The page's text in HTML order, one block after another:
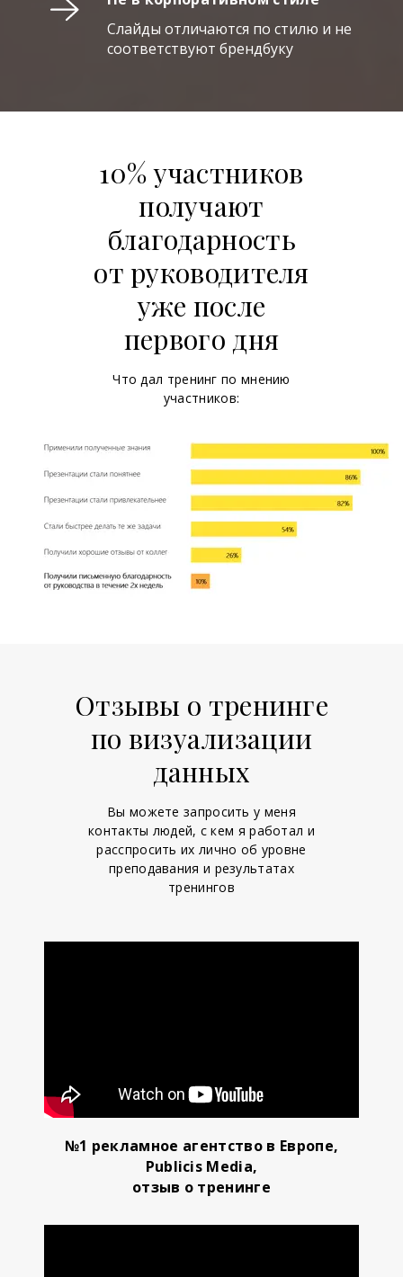
Слайды отличаются по стилю и не
соответствуют брендбуку
10% участников
получают
благодарность
от руководителя
уже после
первого дня
Что дал тренинг по мнению
участников:
Отзывы о тренинге
по визуализации
данных
Вы можете запросить у меня
контакты людей, с кем я работал и
расспросить их лично об уровне
преподавания и результатах
тренингов
№1 рекламное агентство в Европе,
Publicis Media,
отзыв о тренинге